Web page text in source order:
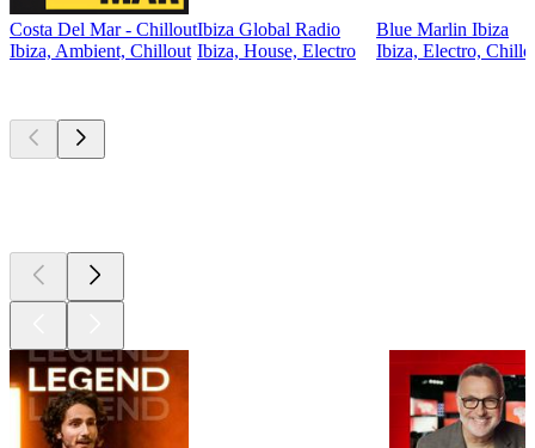
Costa Del Mar - Chillout
Ibiza, Ambient, Chillout
Ibiza Global Radio
Ibiza, House, Electro
Blue Marlin Ibiza
Ibiza, Electro,